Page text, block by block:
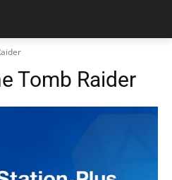
Tomb Raider